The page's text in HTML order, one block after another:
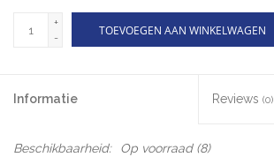
+
-
TOEVOEGEN AAN WINKELWAGEN
Informatie Reviews (0)
Beschikbaarheid: Op voorraad(8)